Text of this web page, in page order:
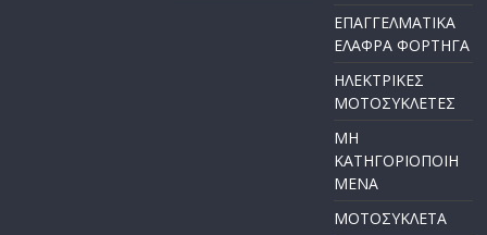
ΕΠΑΓΓΕΛΜΑΤΙΚΑ
ΕΛΑΦΡΑ ΦΟΡΤΗΓΑ
ΗΛΕΚΤΡΙΚΕΣ
ΜΟΤΟΣΥΚΛΕΤΕΣ
ΜΗ
ΚΑΤΗΓΟΡΙΟΠΟΙΗ
ΜΕΝΑ
ΜΟΤΟΣΥΚΛΕΤΑ